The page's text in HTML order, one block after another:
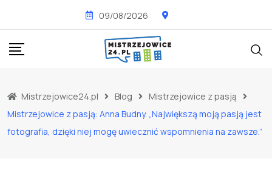
content
09/08/2026
Mistrzejowice24.pl Blog
Mistrzejowice z pasją
Mistrzejowice z pasją: Anna Budny. „Największą moją pasją jest
fotografia, dzięki niej mogę uwiecznić wspomnienia na zawsze.”